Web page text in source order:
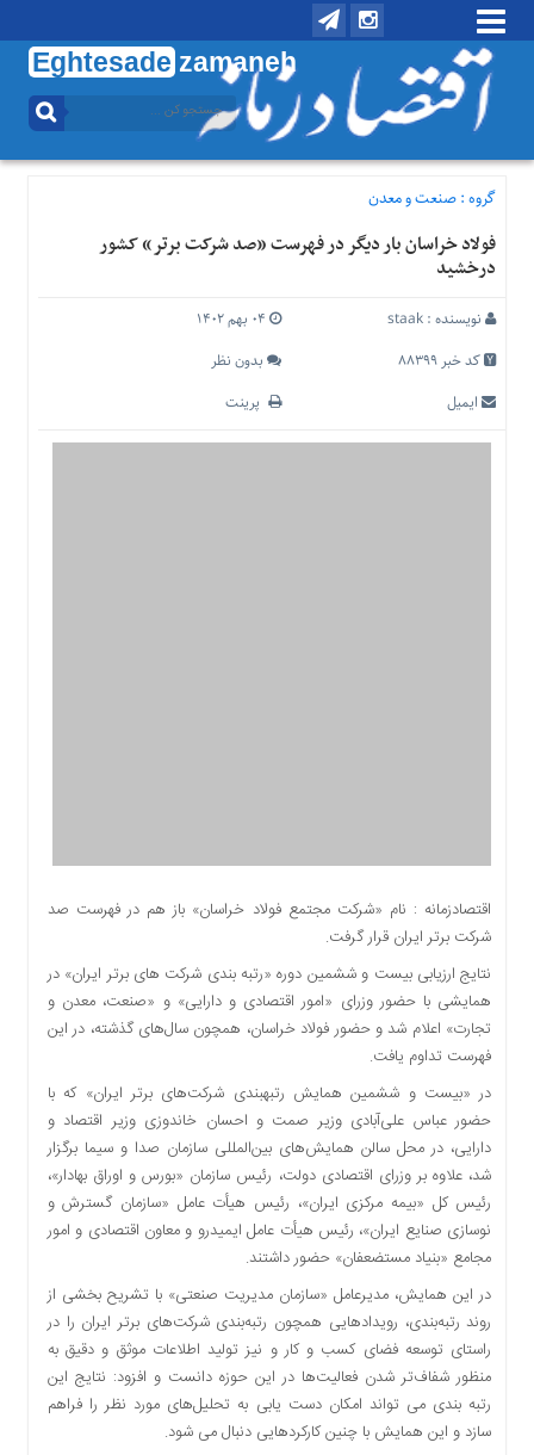
Eghtesade zamaneh
منوی
تماس
درباره
منوی
خانه
اقتصادی
اجتماعی
معدن
نفت
فناوری
منظقه
دسترسی
سریع
تماس
درباره
کتاب
پلیس،امنیت
جامعه
گرایی
گروه :صنعت و معدن
فولاد خراسان بار دیگر در فهرست «صد شرکت برتر» کشور
درخشید
نویسنده :staak
کد خبر 88399
بدون نظر
ایمیل
پرینت
اقتصادزمانه : نام «شرکت مجتمع فولاد خراسان» باز هم در فهرست صد
شرکت برتر ایران قرار گرفت.
نتایج ارزیابی بیست و ششمین دوره «رتبه بندی شرکت های برتر ایران» در
همایشی با حضور وزرای «امور اقتصادی و دارایی» و «صنعت، معدن و
تجارت» اعلام شد و حضور فولاد خراسان، همچون سال‌های گذشته، در این
فهرست تداوم یافت.
در «بیست و ششمین همایش رتبه‎بندی شرکت‌های برتر ایران» که با
حضور عباس علی‌آبادی وزیر صمت و احسان خاندوزی وزیر اقتصاد و
دارایی، در محل سالن همایش‌های بین‌المللی سازمان صدا و سیما برگزار
شد، علاوه بر وزرای اقتصادی دولت، رئیس سازمان «بورس و اوراق بهادار»،
رئیس کل «بیمه مرکزی ایران»، رئیس هیأت عامل «سازمان گسترش و
نوسازی صنایع ایران»، رئیس هیأت عامل ایمیدرو و معاون اقتصادی و امور
مجامع «بنیاد مستضعفان» حضور داشتند.
در این همایش، مدیرعامل «سازمان مدیریت صنعتی» با تشریح بخشی از
روند رتبه‌بندی، رویداد‌هایی همچون رتبه‌بندی شرکت‌های برتر ایران را در
راستای توسعه فضای کسب و کار و نیز تولید اطلاعات موثق و دقیق به
منظور شفاف‌تر شدن فعالیت‌ها در این حوزه دانست و افزود: نتایج این
رتبه بندی می تواند امکان دست یابی به تحلیل‌های مورد نظر را فراهم
سازد و این همایش با چنین کارکردهایی دنبال می شود.